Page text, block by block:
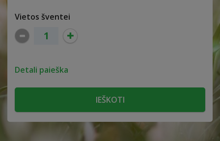
Vietos šventei
Detali paieška